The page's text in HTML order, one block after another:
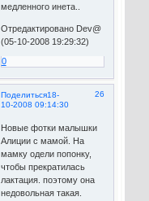
медленного инета..
Отредактировано Dev@
(05-10-2008 19:29:32)
0
Поделиться 26
18-
10-2008 09:14:30
Новые фотки малышки
Алиции с мамой. На
мамку одели попонку,
чтобы прекратилась
лактация. поэтому она
недовольная такая.